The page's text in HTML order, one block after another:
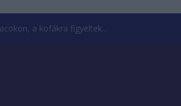
a kofákra figyeltek...